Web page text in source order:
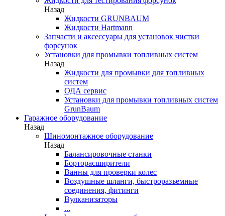
Назад
Жидкости GRUNBAUM
Жидкости Hartmann
Запчасти и аксессуары для установок чистки
форсунок
Установки для промывки топливных систем
Назад
Жидкости для промывки для топливных
систем
ОДА сервис
Установки для промывки топливных систем
GrunBaum
Гаражное оборудование
Назад
Шиномонтажное оборудование
Назад
Балансировочные станки
Борторасширители
Ванны для проверки колес
Воздушные шланги, быстроразъемные
соединения, фитинги
Вулканизаторы
...